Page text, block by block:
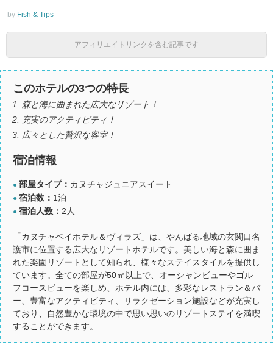
by Fish & Tips
アフィリエイトリンクを含む記事です
このホテルの3つの特長
森と海に囲まれた広大なリゾート！
充実のアクティビティ！
広々とした贅沢な客室！
宿泊情報
● 部屋タイプ： カヌチャジュニアスイート
● 宿泊数： 1泊
● 宿泊人数： 2人
「カヌチャベイホテル＆ヴィラズ」は、やんばる地域の玄関口名
護市に位置する広大なリゾートホテルです。美しい海と森に囲ま
れた楽園リゾートとして知られ、様々なステイスタイルを提供し
ています。全ての部屋が50㎡以上で、オーシャンビューやゴル
フコースビューを楽しめ、ホテル内には、多彩なレストラン＆バ
ー、豊富なアクティビティ、リラクゼーション施設などが充実し
ており、自然豊かな環境の中で思い思いのリゾートステイを満喫
することができます。